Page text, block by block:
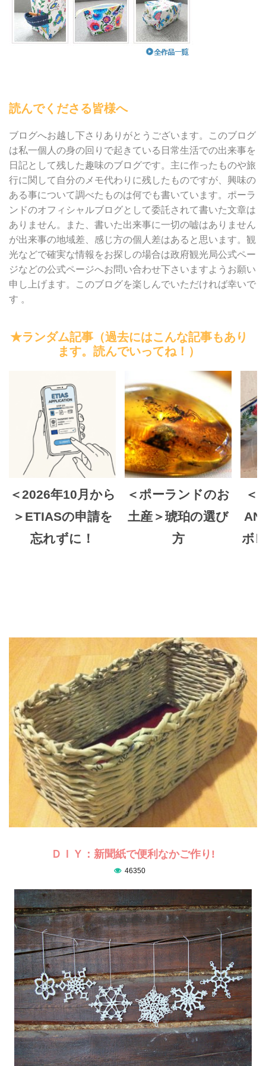
読んでくださる皆様へ
ブログへお越し下さりありがとうございます。このブログ
は私一個人の身の回りで起きている日常生活での出来事を
日記として残した趣味のブログです。主に作ったものや旅
行に関して自分のメモ代わりに残したものですが、興味の
ある事について調べたものは何でも書いています。ポーラ
ンドのオフィシャルブログとして委託されて書いた文章は
ありません。また、書いた出来事に一切の嘘はありません
が出来事の地域差、感じ方の個人差はあると思います。観
光などで確実な情報をお探しの場合は政府観光局公式ペー
ジなどの公式ページへお問い合わせ下さいますようお願い
申し上げます。このブログを楽しんでいただければ幸いで
す 。
★ランダム記事（過去にはこんな記事もあり
ます。読んでいってね！）
＜2026年10月から
＞ETIASの申請を
忘れずに！
＜ポーランドのお
土産＞琥珀の選び
方
＜
ボ
ＤＩＹ：新聞紙で便利なかご作り!
46350